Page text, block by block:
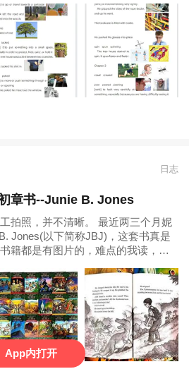
日志
章书--Junie B. Jones
拍照，并不清晰。 最近两三个月妮
Jones(以下简称JBJ)，这套书真是
籍都是有图片的，难点的我读，简
App内打开